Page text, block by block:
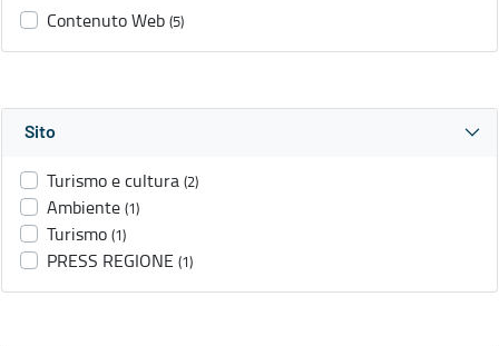
Contenuto Web (5)
Sito
Turismo e cultura (2)
Ambiente (1)
Turismo (1)
PRESS REGIONE (1)